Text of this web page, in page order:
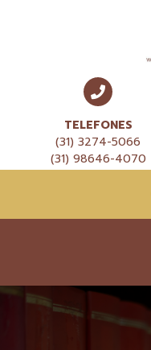
TELEFONES
(31) 3274-5066
(31) 98646-4070